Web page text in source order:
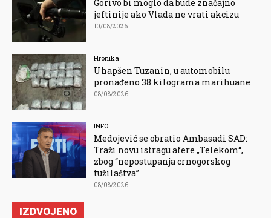
Gorivo bi moglo da bude značajno
jeftinije ako Vlada ne vrati akcizu
10/08/2026
Hronika
Uhapšen Tuzanin, u automobilu
pronađeno 38 kilograma marihuane
08/08/2026
INFO
Medojević se obratio Ambasadi SAD:
Traži novu istragu afere „Telekom“,
zbog “nepostupanja crnogorskog
tužilaštva”
08/08/2026
IZDVOJENO